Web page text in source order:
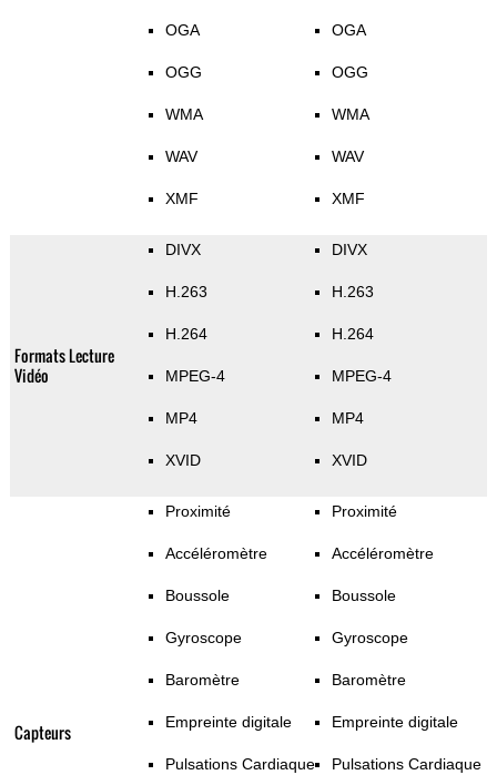
OGA
OGG
WMA
WAV
XMF
OGA
OGG
WMA
WAV
XMF
Formats Lecture
Vidéo
DIVX
H.263
H.264
MPEG-4
MP4
XVID
DIVX
H.263
H.264
MPEG-4
MP4
XVID
Capteurs
Proximité
Accéléromètre
Boussole
Gyroscope
Baromètre
Empreinte digitale
Pulsations Cardiaque
Proximité
Accéléromètre
Boussole
Gyroscope
Baromètre
Empreinte digitale
Pulsations Cardiaque